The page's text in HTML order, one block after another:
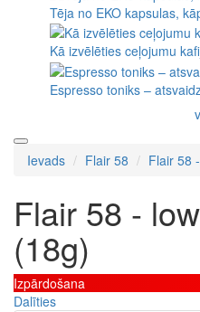
Tēja no EKO kapsulas,
Kā izvēlēties ceļojumu
Espresso toniks –
Ievads Flair 58 Flair 58
Flair 58 -
(18g)
Izpārdošana
Dalīties